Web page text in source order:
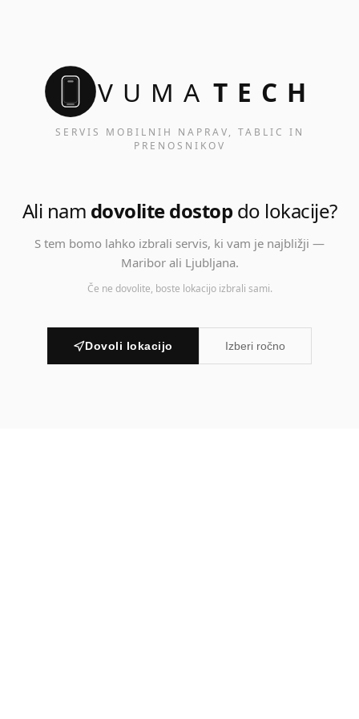
VUMA TECH
SERVIS MOBILNIH NAPRAV, TABLIC IN
PRENOSNIKOV
Ali nam dovolite dostop do lokacije?
S tem bomo lahko izbrali servis, ki vam je najbližji —
Maribor ali Ljubljana.
Če ne dovolite, boste lokacijo izbrali sami.
Dovoli lokacijo Izberi ročno